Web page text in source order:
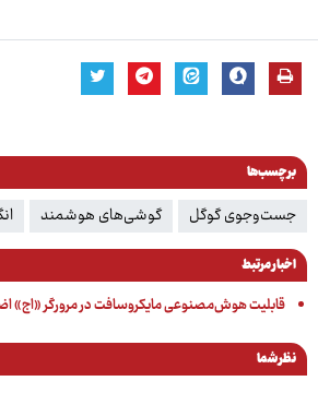
برچسب‌ها
جست‌وجوی گوگل گوشی‌های هوشمند
اخبار مرتبط
قابلیت هوش‌مصنوعی مایکروسافت در مرورگر «اج»
نظر شما